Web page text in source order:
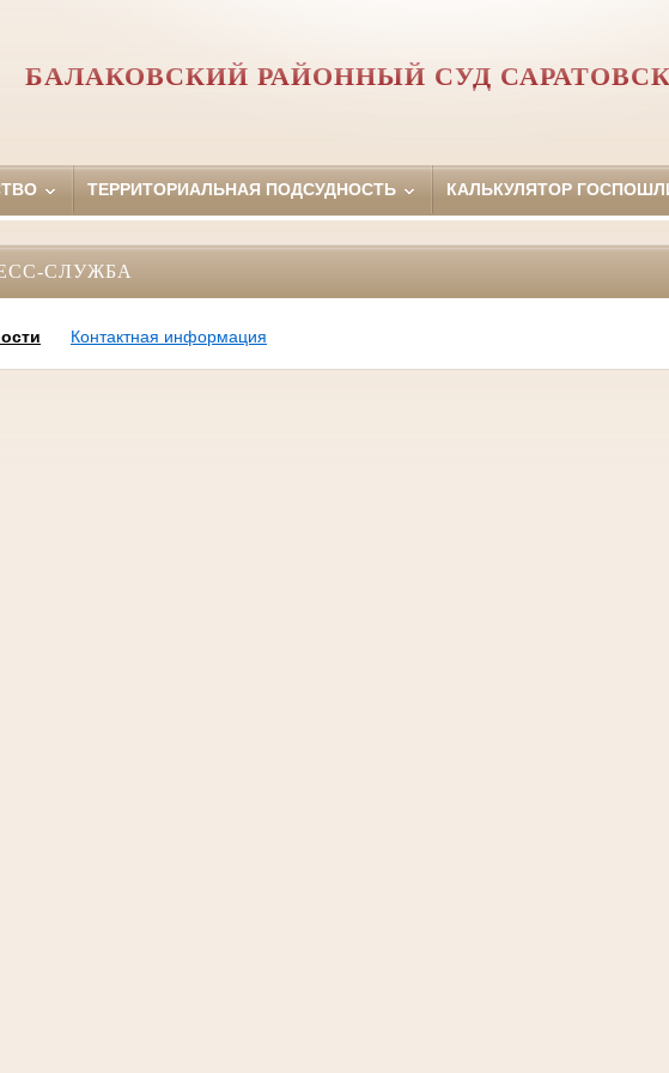
БАЛАКОВСКИЙ РАЙОННЫЙ СУД
ТЕРРИТОРИАЛЬНАЯ ПОДСУДНОСТЬ КАЛЬКУЛЯТОР
СЛУЖБА
Контактная информация